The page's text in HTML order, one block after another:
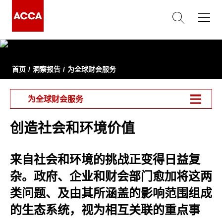
首页 洞察报告 为全球财会服务
为全球财会服务
创造社会和环境价值
来自社会和环境的挑战正变得日益复
杂。政府、企业和财会部门愈加将这两
类问题、及由其所涵盖的影响范围组成
的生态系统，视为相互关联的重点事